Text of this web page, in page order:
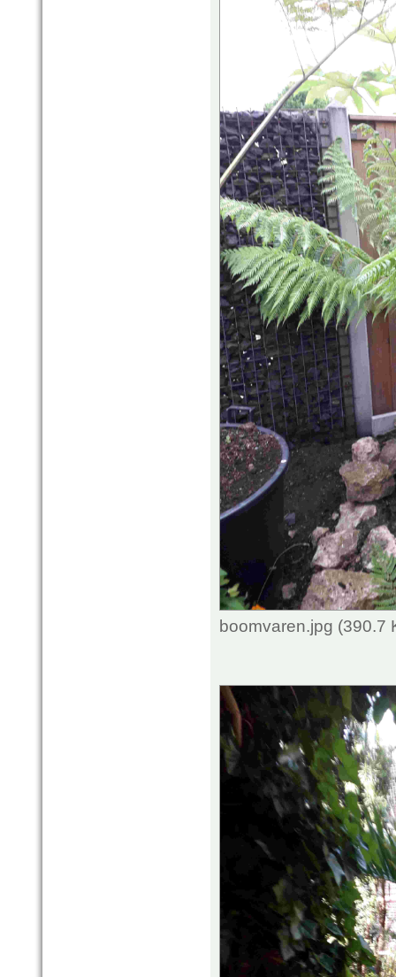
boomvaren.jpg (390.7